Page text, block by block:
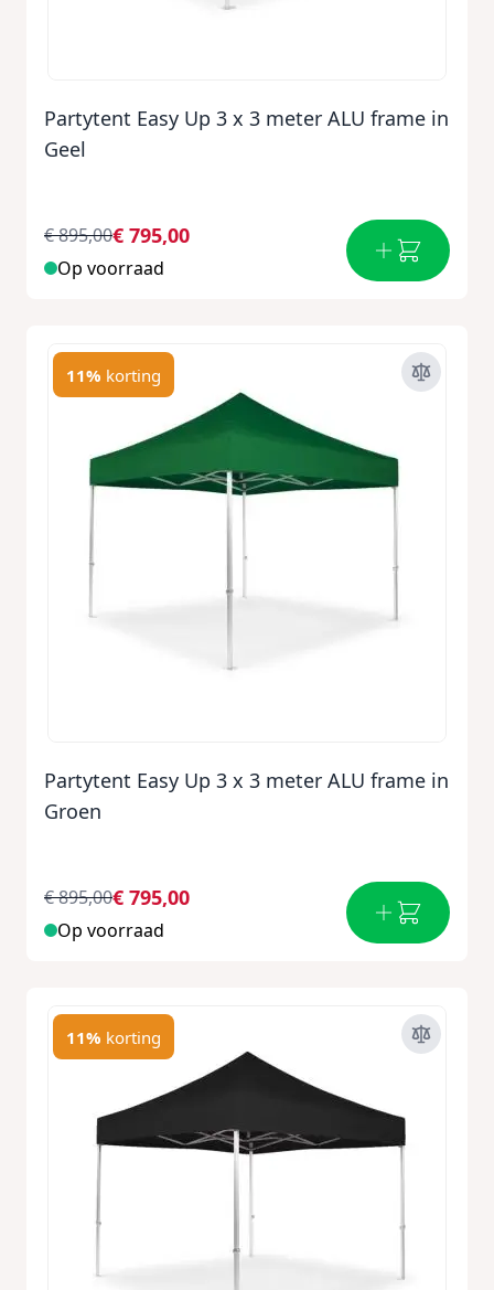
Partytent Easy Up 3 x 3 meter ALU frame in
Geel
€ 795,00
€ 895,00
Op voorraad
11% korting
Partytent Easy Up 3 x 3 meter ALU frame in
Groen
€ 795,00
€ 895,00
Op voorraad
11% korting